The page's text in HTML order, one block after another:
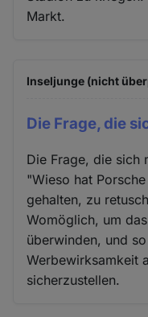
Markt.
Inseljunge (nicht
Die Frage, die
Die Frage, die sich
"Wieso hat
gehalten, zu
Womöglich, um
überwinden, und
Werbewirksamkeit
sicherzustellen.